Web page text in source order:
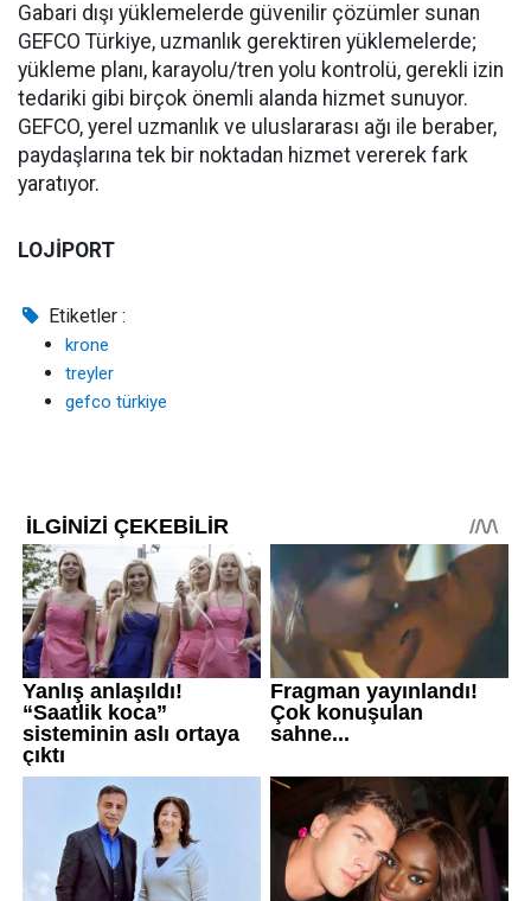
Gabari dışı yüklemelerde güvenilir çözümler sunan
GEFCO Türkiye, uzmanlık gerektiren yüklemelerde;
yükleme planı, karayolu/tren yolu kontrolü, gerekli izin
tedariki gibi birçok önemli alanda hizmet sunuyor.
GEFCO, yerel uzmanlık ve uluslararası ağı ile beraber,
paydaşlarına tek bir noktadan hizmet vererek fark
yaratıyor.
LOJİPORT
Etiketler :
krone
treyler
gefco türkiye